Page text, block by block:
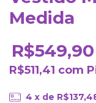
Medida
R$549,90
R$511,41 com
4 x de